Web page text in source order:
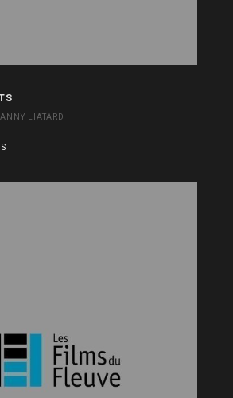
LIATARD